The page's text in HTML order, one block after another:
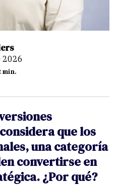
2026
2 min.
que los
una categoría
convertirse en
¿Por qué?